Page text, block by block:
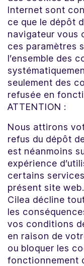
Internet sont
ce que le dépôt
navigateur vous
ces paramètres
l’ensemble des
seulement des
refusée en
ATTENTION :
Nous attirons
refus du dépôt
est néanmoins
expérience
certains
présent site
Cilea décline
les
vos conditions
en raison de
ou bloquer les
fonctionnement